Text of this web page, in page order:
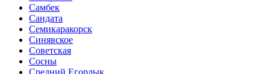
Самбек
Сандата
Семикаракорск
Синявское
Советская
Сосны